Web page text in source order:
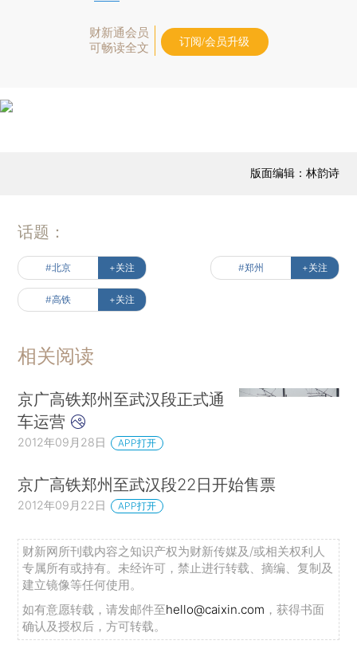
财新通会员
可畅读全文
订阅/会员升级
版面编辑：林韵诗
话题：
#北京 +关注 #郑州 +关注
#高铁 +关注
相关阅读
京广高铁郑州至武汉段正式通
车运营
2012年09月28日 APP打开
京广高铁郑州至武汉段22日开始售票
2012年09月22日 APP打开
财新网所刊载内容之知识产权为财新传媒及/或相关权利人
专属所有或持有。未经许可，禁止进行转载、摘编、复制及
建立镜像等任何使用。
如有意愿转载，请发邮件至hello@caixin.com ，获得书面
确认及授权后，方可转载。